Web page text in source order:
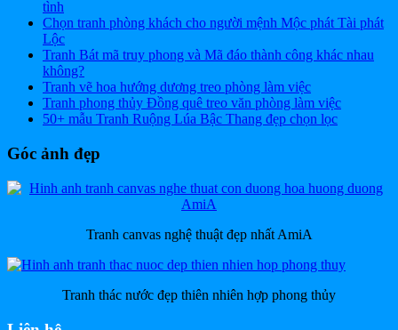
tình
Chọn tranh phòng khách cho người mệnh Mộc phát Tài phát
Lộc
Tranh Bát mã truy phong và Mã đáo thành công khác nhau
không?
Tranh vẽ hoa hướng dương treo phòng làm việc
Tranh phong thủy Đồng quê treo văn phòng làm việc
50+ mẫu Tranh Ruộng Lúa Bậc Thang đẹp chọn lọc
Góc ảnh đẹp
Tranh canvas nghệ thuật đẹp nhất AmiA
Tranh thác nước đẹp thiên nhiên hợp phong thủy